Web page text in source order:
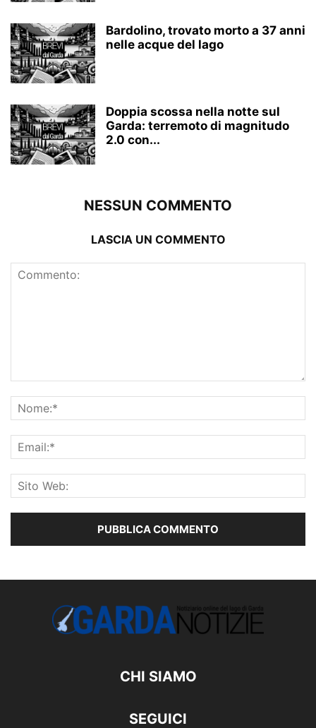
Bardolino, trovato morto a 37 anni
nelle acque del lago
Doppia scossa nella notte sul
Garda: terremoto di magnitudo
2.0 con...
NESSUN COMMENTO
LASCIA UN COMMENTO
CHI SIAMO
SEGUICI